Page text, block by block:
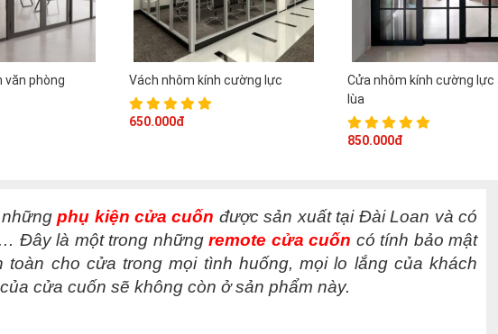
văn phòng Vách nhôm kính cường lực
650.000đ
Cửa nhôm kính cường lực
lùa
850.000đ
nhữngphụ kiện cửa cuốn được sản xuất tại Đài Loan và có
Đây là một trong nhữngremote cửa cuốn có tính bảo mật
cho cửa trong mọi tình huống, mọi lo lắng của khách
cửa cuốn sẽ không còn ở sản phẩm này.